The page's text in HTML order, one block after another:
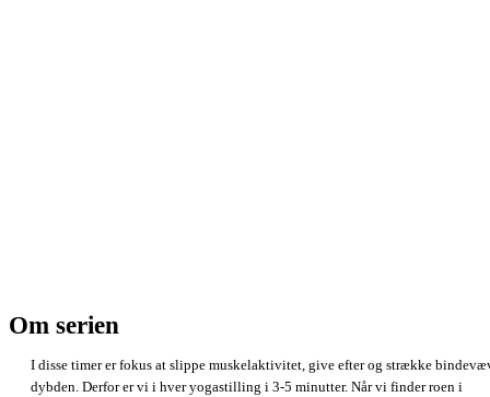
Om serien
I disse timer er fokus at slippe muskelaktivitet, give efter og strække
dybden. Derfor er vi i hver yogastilling i 3-5 minutter. Når vi finder roen i